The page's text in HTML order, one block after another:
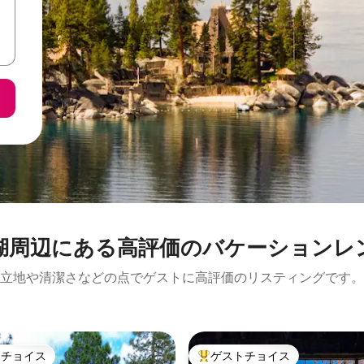
周⁠辺⁠に⁠あ⁠る高⁠評⁠価⁠のバ⁠ケ⁠ー⁠シ⁠ョ⁠ン⁠レ⁠
立地や清潔さなどの点でゲストに高評価のリスティングです。
ョイス ゲストチョイス